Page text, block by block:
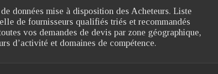
données mise à disposition des Acheteurs. Liste
de fournisseurs qualifiés triés et recommandés
vos demandes de devis par zone géographique,
d’activité et domaines de compétence.